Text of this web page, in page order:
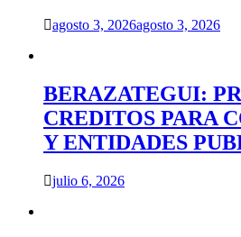
agosto 3, 2026agosto 3, 2026
BERAZATEGUI:
CREDITOS PARA
Y ENTIDADES
julio 6, 2026